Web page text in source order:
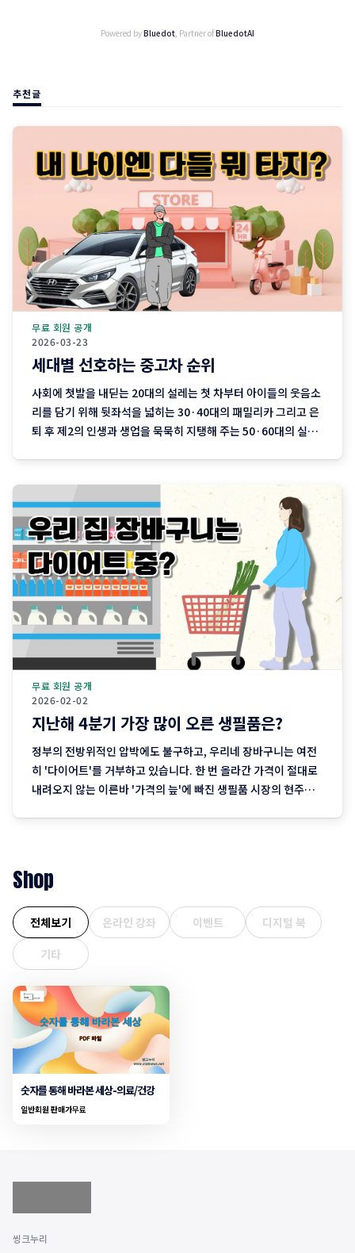
Powered byBluedot , Partner ofBluedotAI
추천글
2026-03-23
무료 회원 공개
세대별 선호하는 중고차 순위
사회에 첫발을 내딛는 20대의 설레는 첫 차부터 아이들의 웃음소
리를 담기 위해 뒷좌석을 넓히는 30·40대의 패밀리카 그리고 은
퇴 후 제2의 인생과 생업을 묵묵히 지탱해 주는 50·60대의 실용
의 모습이 고스란히 담겨 있습니다. 연령대에 따라
2026-02-02
무료 회원 공개
지난해 4분기 가장 많이 오른 생필품은?
정부의 전방위적인 압박에도 불구하고, 우리네 장바구니는 여전
히 '다이어트'를 거부하고 있습니다. 한 번 올라간 가격이 절대로
내려오지 않는 이른바 '가격의 늪'에 빠진 생필품 시장의 현주소
Shop
전체보기 온라인 강좌 이벤트
디지털 북
기타
숫자를 통해 바라본 세상-의료/건강
일반회원 판매가무료
씽크누리